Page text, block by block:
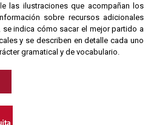
las ilustraciones que acompañan los
sobre recursos adicionales
indica cómo sacar el mejor partido a
y se describen en detalle cada uno
gramatical y de vocabulario.